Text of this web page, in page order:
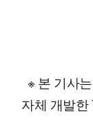
※ 본 기사
자체 개발한